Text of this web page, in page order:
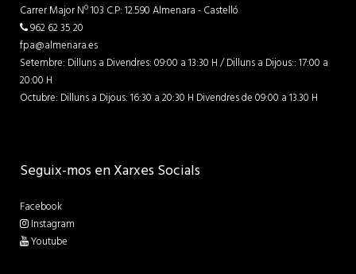
Carrer Major Nº 103 C.P: 12.590 Almenara - Castelló
962 62 35 20
fpa@almenara.es
Setembre: Dilluns a Divendres: 09:00 a 13:30 H / Dilluns a Dijous:: 17:00 a
20:00 H
Octubre: Dilluns a Dijous: 16:30 a 20:30 H Divendres de 09:00 a 13.30 H
Seguix-mos en Xarxes Socials
Facebook
Instagram
Youtube